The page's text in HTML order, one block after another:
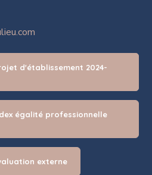
d'établissement 2024-
égalité professionnelle
externe